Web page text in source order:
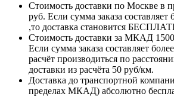
Стоимость доставки по Москве в
руб. Если сумма заказа составляет
,то доставка становится
Стоимость доставки за МКАД
Если сумма заказа составляет
расчёт производиться по
доставки из расчёта 50 руб/км.
Доставка до транспортной
пределах МКАД) абсолютно